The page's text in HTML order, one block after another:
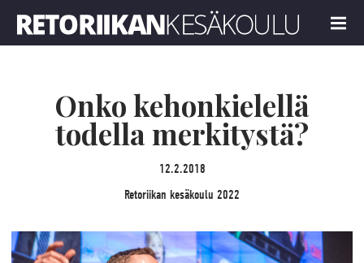
MENU
Onko kehonkielellä
todella merkitystä?
12.2.2018
Retoriikan kesäkoulu 2022